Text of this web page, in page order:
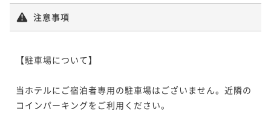
注意事項
【駐車場について】
当ホテルにご宿泊者専用の駐車場はございません。近隣の
コインパーキングをご利用ください。